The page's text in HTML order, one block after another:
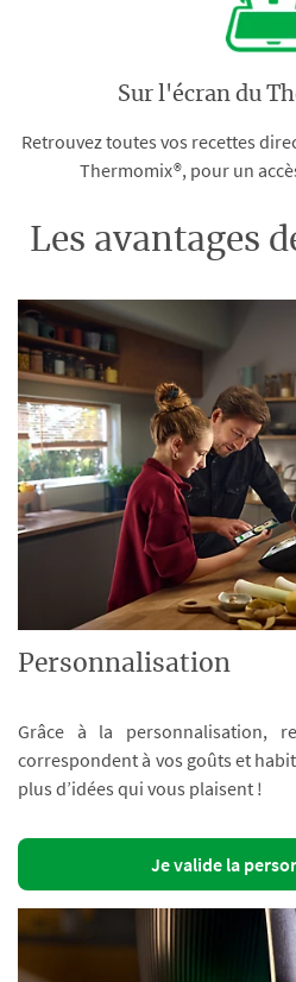
Sur l'écran du
Retrouvez toutes vos recettes
Thermomix®, pour un
Les avantages
Personnalisation
Grâce à la personnalisation,
correspondent à vos goûts et
plus d’idées qui vous plaisent !
Je valide la